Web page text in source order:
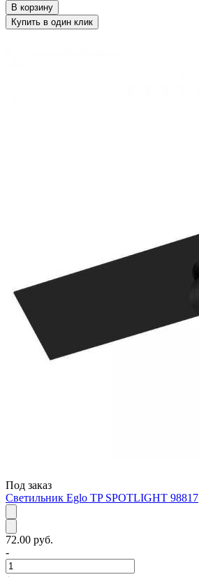
В корзину
Купить в один клик
Под заказ
Светильник Eglo TP SPOTLIGHT 98817
72.00 руб.
-